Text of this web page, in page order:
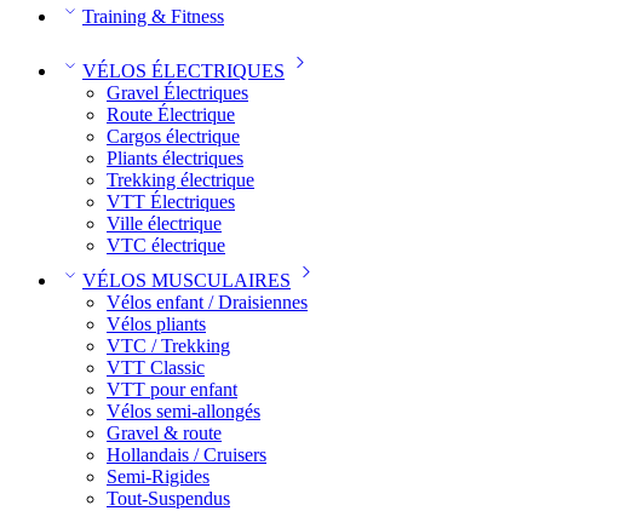
Training & Fitness
VÉLOS ÉLECTRIQUES
Gravel Électriques
Route Électrique
Cargos électrique
Pliants électriques
Trekking électrique
VTT Électriques
Ville électrique
VTC électrique
VÉLOS MUSCULAIRES
Vélos enfant / Draisiennes
Vélos pliants
VTC / Trekking
VTT Classic
VTT pour enfant​
Vélos semi-allongés
Gravel & route
Hollandais / Cruisers
Semi-Rigides
Tout-Suspendus